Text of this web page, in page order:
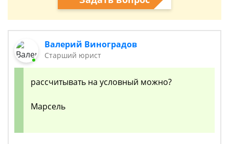
Валерий Виноградов
Старший юрист
рассчитывать на условный можно?
Марсель